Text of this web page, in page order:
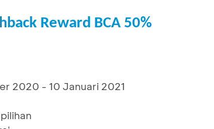
Reward BCA 50%
2020 - 10 Januari 2021